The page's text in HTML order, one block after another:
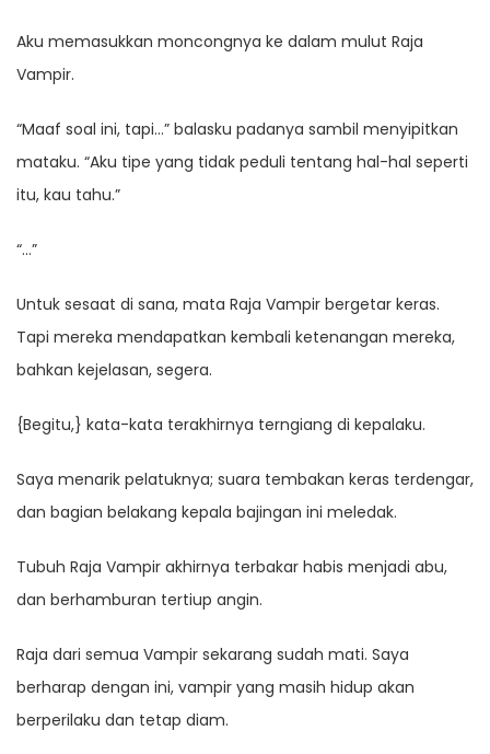
Aku memasukkan moncongnya ke dalam mulut Raja
Vampir.
“Maaf soal ini, tapi…” balasku padanya sambil menyipitkan
mataku. “Aku tipe yang tidak peduli tentang hal-hal seperti
itu, kau tahu.”
“…”
Untuk sesaat di sana, mata Raja Vampir bergetar keras.
Tapi mereka mendapatkan kembali ketenangan mereka,
bahkan kejelasan, segera.
{Begitu,} kata-kata terakhirnya terngiang di kepalaku.
Saya menarik pelatuknya; suara tembakan keras terdengar,
dan bagian belakang kepala bajingan ini meledak.
Tubuh Raja Vampir akhirnya terbakar habis menjadi abu,
dan berhamburan tertiup angin.
Raja dari semua Vampir sekarang sudah mati. Saya
berharap dengan ini, vampir yang masih hidup akan
berperilaku dan tetap diam.